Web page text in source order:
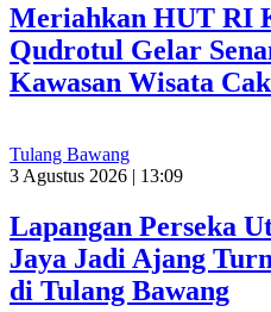
Meriahkan HUT RI
Qudrotul Gelar
Kawasan Wisata
Tulang Bawang
3 Agustus 2026 | 13:09
Lapangan Perseka
Jaya Jadi Ajang
di Tulang Bawang